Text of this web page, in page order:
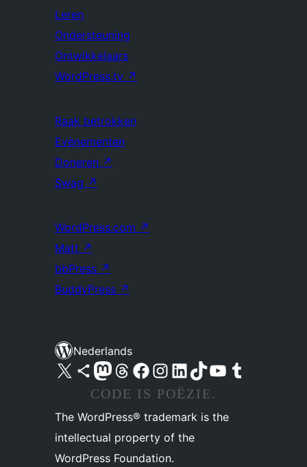
Leren
Ondersteuning
Ontwikkelaars
WordPress.tv ↗
Raak betrokken
Evenementen
Doneren ↗
Swag ↗
WordPress.com ↗
Matt ↗
bbPress ↗
BuddyPress ↗
Nederlands
Bezoek ons X (voorheen Twitter) account
Bezoek ons Bluesky account
Bezoek ons Mastodon account
Bezoek ons Threads account
Onze Facebook pagina bezoeken
Bezoek ons Instagram account
Bezoek ons LinkedIn account
Bezoek ons TikTok account
Bezoek ons YouTube kanaalBezoek ons Tumblr account
CODE IS POËZIE.
The WordPress® trademark is the
intellectual property of the
WordPress Foundation.